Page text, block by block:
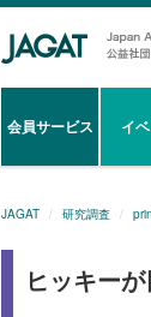
会員サービス イ
JAGAT 研究調査
ヒッキー